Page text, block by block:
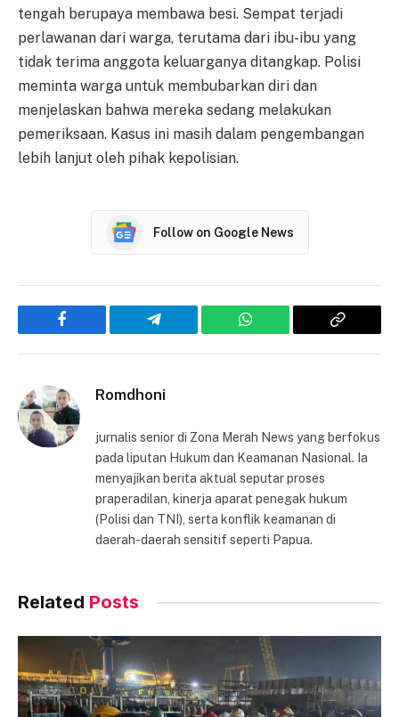
tengah berupaya membawa besi. Sempat terjadi
perlawanan dari warga, terutama dari ibu-ibu yang
tidak terima anggota keluarganya ditangkap. Polisi
meminta warga untuk membubarkan diri dan
menjelaskan bahwa mereka sedang melakukan
pemeriksaan. Kasus ini masih dalam pengembangan
lebih lanjut oleh pihak kepolisian.
Follow on Google News
Facebook Telegram WhatsApp
Copy
Romdhoni
jurnalis senior di Zona Merah News yang berfokus
pada liputan Hukum dan Keamanan Nasional. Ia
menyajikan berita aktual seputar proses
praperadilan, kinerja aparat penegak hukum
(Polisi dan TNI), serta konflik keamanan di
daerah-daerah sensitif seperti Papua.
Related Posts